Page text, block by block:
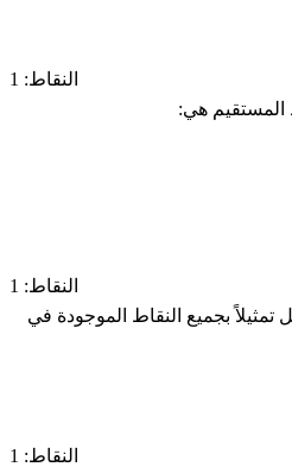
النقاط: 1
المستقيم هي:
النقاط: 1
بجميع النقاط الموجودة في
النقاط: 1